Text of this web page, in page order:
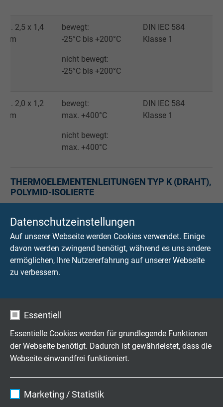
Datenschutzeinstellungen
Auf unserer Webseite werden Cookies verwendet. Einige
davon werden zwingend benötigt, während es uns andere
ermöglichen, Ihre Nutzererfahrung auf unserer Webseite
zu verbessern.
Essentiell
Essentielle Cookies werden für grundlegende Funktionen
der Webseite benötigt. Dadurch ist gewährleistet, dass die
Webseite einwandfrei funktioniert.
Marketing / Statistik
ca. 2,5 x 1,4
mm
bewegt:
-25°C bis +200°C
nicht bewegt:
-25°C bis +200°C
DIN IEC 584
Klasse 1
ca. 2,0 x 1,2
mm
bewegt:
max. +400°C
nicht bewegt:
max. +400°C
DIN IEC 584
Klasse 1
THERMOELEMENTENLEITUNGEN TYP K (DRAHT),
POLYMID-ISOLIERTE
Form
durchmesser
der Isolation
oval
ca. 0,9 x 0,5
mm
bewegt:
-40°C bis +250°C
DIN IEC
oval
ca. 0,7 x 0,5
mm
bewegt:
-40°C bis +250°C
-40°C bis +250°C
DIN IEC
584